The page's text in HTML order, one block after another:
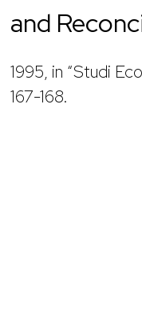
and
1995, in “Studi
167-168.